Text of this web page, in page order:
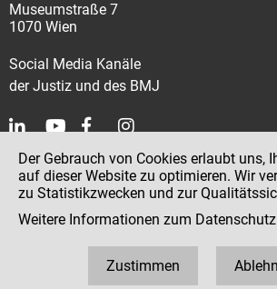
Museumstraße 7
1070 Wien
Social Media Kanäle
der Justiz und des BMJ
Kontakt
Impressum
Datenschutz
Hinweisgeber:innenplattform (für
Der Gebrauch von Cookies erlaubt uns,
auf dieser Website zu optimieren. Wir
zu Statistikzwecken und zur
Weitere Informationen zum
Zustimmen